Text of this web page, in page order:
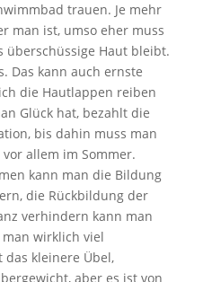
trauen. Je mehr
man ist, umso eher muss
überschüssige Haut bleibt.
Das kann auch ernste
die Hautlappen reiben
Glück hat, bezahlt die
bis dahin muss man
allem im Sommer.
kann man die Bildung
die Rückbildung der
verhindern kann man
wirklich viel
das kleinere Übel,
aber es ist von